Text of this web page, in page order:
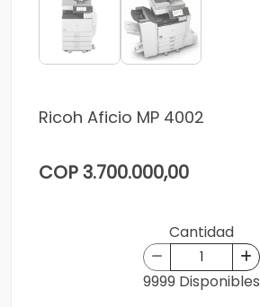
Ricoh Aficio MP 4002
COP 3.700.000,00
Cantidad
9999 Disponibles